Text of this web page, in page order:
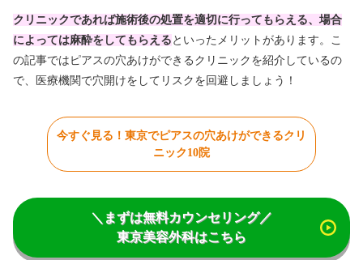
クリニックであれば施術後の処置を適切に行ってもらえる、場合
によっては麻酔をしてもらえる といったメリットがあります。こ
の記事ではピアスの穴あけができるクリニックを紹介しているの
で、医療機関で穴開けをしてリスクを回避しましょう！
今すぐ見る！東京でピアスの穴あけができるクリ
ニック10院
＼まずは無料カウンセリング／
東京美容外科はこちら